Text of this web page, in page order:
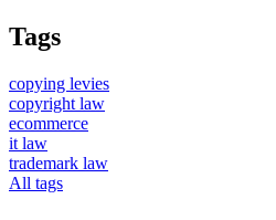
Tags
copying levies
copyright law
ecommerce
it law
trademark law
All tags